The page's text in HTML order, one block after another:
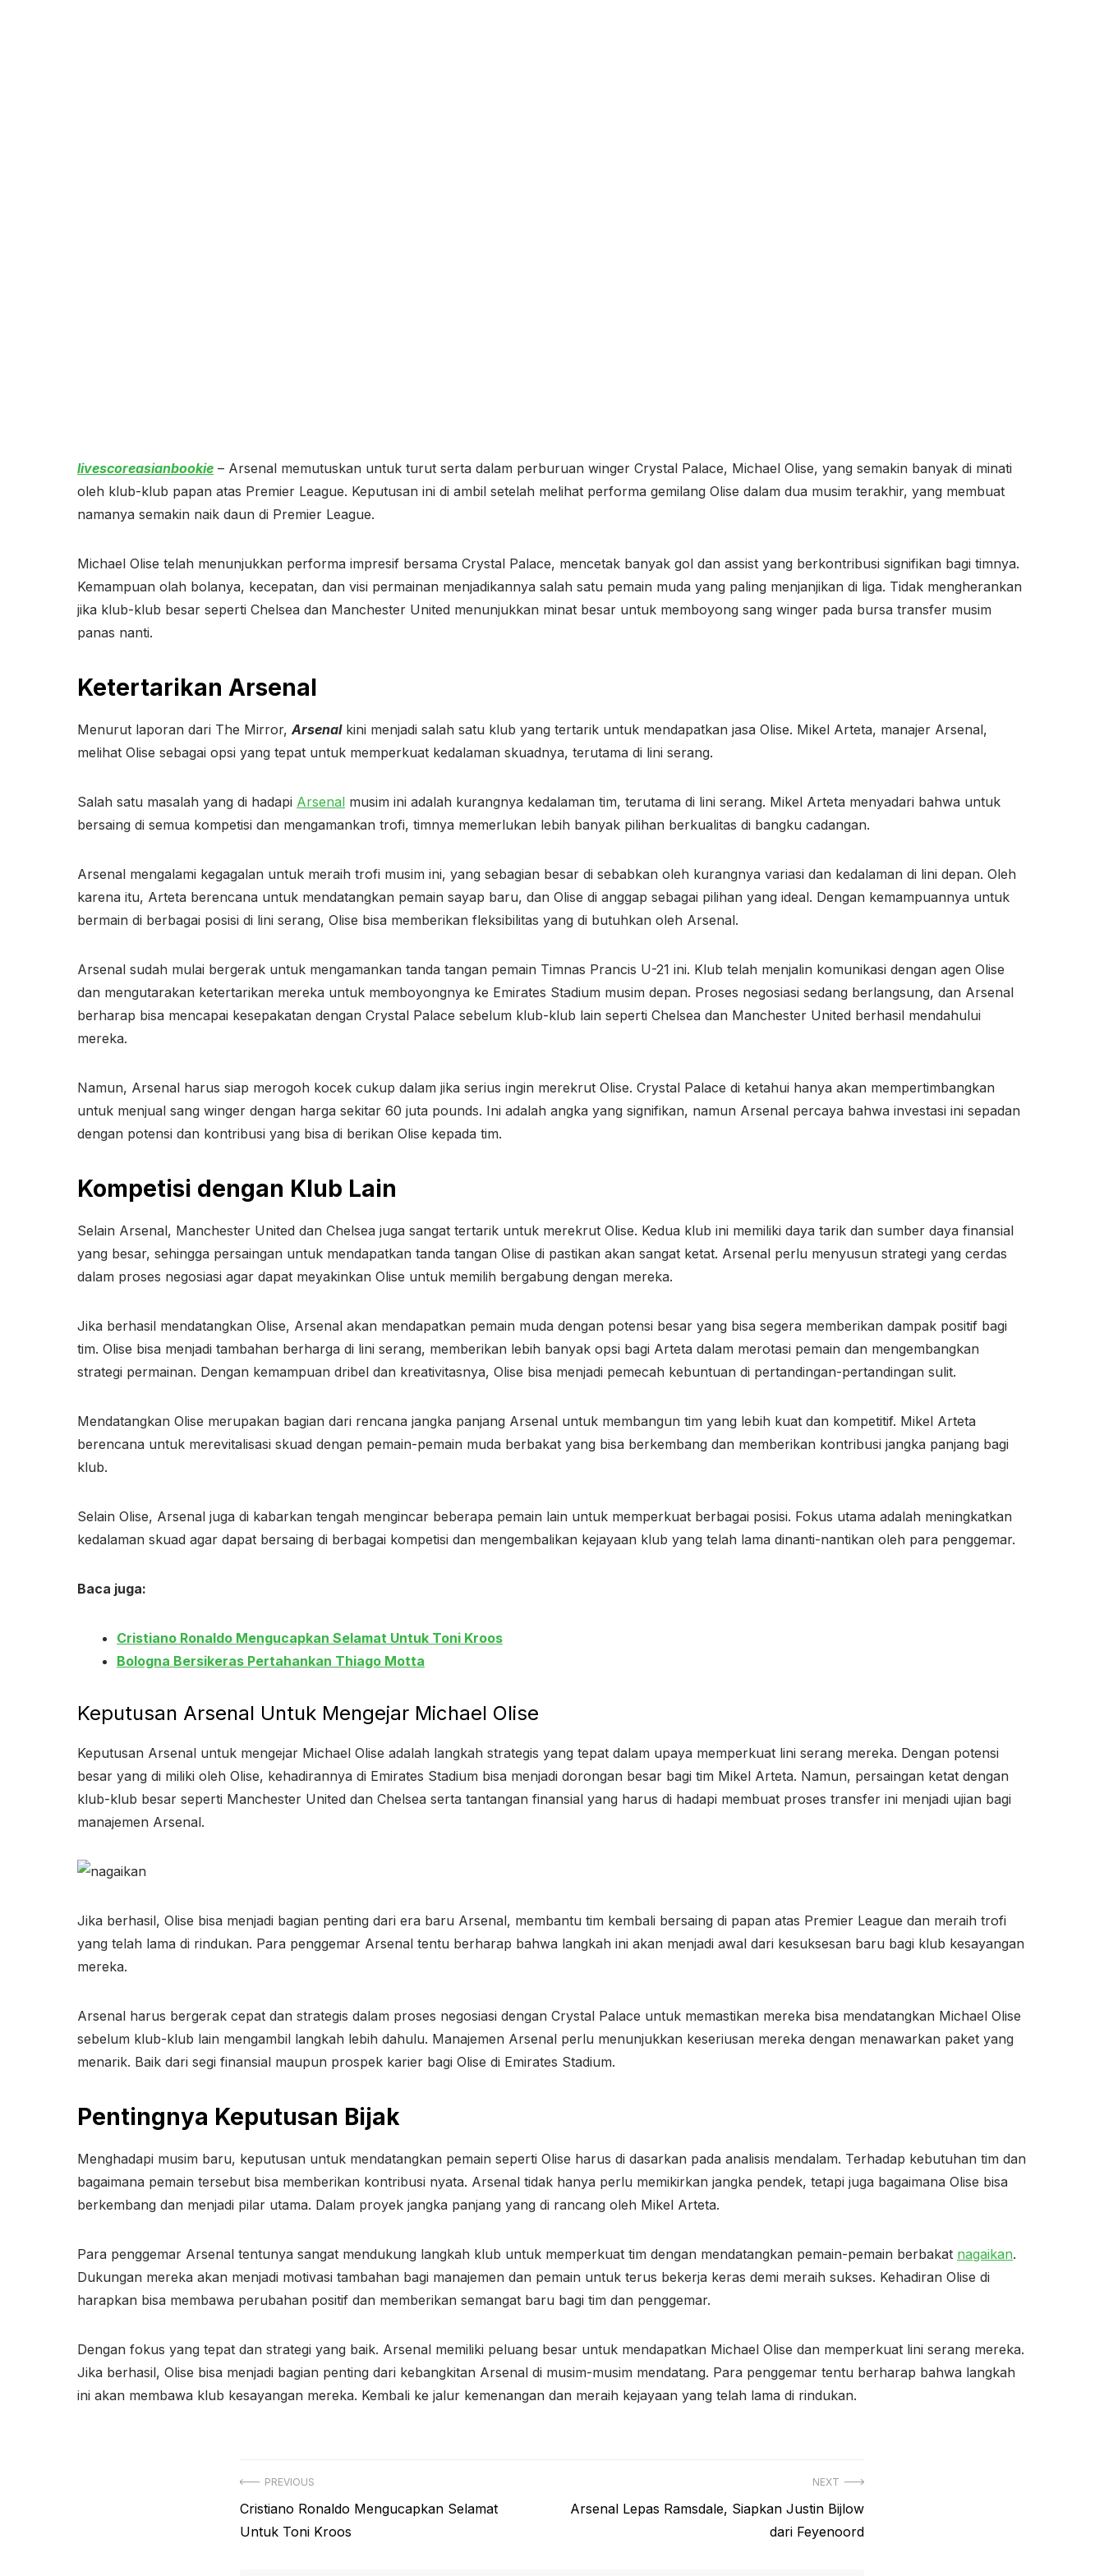
livescoreasianbookie – Arsenal memutuskan untuk turut serta dalam perburuan winger Crystal Palace, Michael Olise, yang semakin banyak di minati
oleh klub-klub papan atas Premier League. Keputusan ini di ambil setelah melihat performa gemilang Olise dalam dua musim terakhir, yang membuat
namanya semakin naik daun di Premier League.
Michael Olise telah menunjukkan performa impresif bersama Crystal Palace, mencetak banyak gol dan assist yang berkontribusi signifikan bagi timnya.
Kemampuan olah bolanya, kecepatan, dan visi permainan menjadikannya salah satu pemain muda yang paling menjanjikan di liga. Tidak mengherankan
jika klub-klub besar seperti Chelsea dan Manchester United menunjukkan minat besar untuk memboyong sang winger pada bursa transfer musim
panas nanti.
Ketertarikan Arsenal
Menurut laporan dari The Mirror, Arsenalkini menjadi salah satu klub yang tertarik untuk mendapatkan jasa Olise. Mikel Arteta, manajer Arsenal,
melihat Olise sebagai opsi yang tepat untuk memperkuat kedalaman skuadnya, terutama di lini serang.
Salah satu masalah yang di hadapi Arsenal musim ini adalah kurangnya kedalaman tim, terutama di lini serang. Mikel Arteta menyadari bahwa untuk
bersaing di semua kompetisi dan mengamankan trofi, timnya memerlukan lebih banyak pilihan berkualitas di bangku cadangan.
Arsenal mengalami kegagalan untuk meraih trofi musim ini, yang sebagian besar di sebabkan oleh kurangnya variasi dan kedalaman di lini depan. Oleh
karena itu, Arteta berencana untuk mendatangkan pemain sayap baru, dan Olise di anggap sebagai pilihan yang ideal. Dengan kemampuannya untuk
bermain di berbagai posisi di lini serang, Olise bisa memberikan fleksibilitas yang di butuhkan oleh Arsenal.
Arsenal sudah mulai bergerak untuk mengamankan tanda tangan pemain Timnas Prancis U-21 ini. Klub telah menjalin komunikasi dengan agen Olise
dan mengutarakan ketertarikan mereka untuk memboyongnya ke Emirates Stadium musim depan. Proses negosiasi sedang berlangsung, dan Arsenal
berharap bisa mencapai kesepakatan dengan Crystal Palace sebelum klub-klub lain seperti Chelsea dan Manchester United berhasil mendahului
mereka.
Namun, Arsenal harus siap merogoh kocek cukup dalam jika serius ingin merekrut Olise. Crystal Palace di ketahui hanya akan mempertimbangkan
untuk menjual sang winger dengan harga sekitar 60 juta pounds. Ini adalah angka yang signifikan, namun Arsenal percaya bahwa investasi ini sepadan
dengan potensi dan kontribusi yang bisa di berikan Olise kepada tim.
Kompetisi dengan Klub Lain
Selain Arsenal, Manchester United dan Chelsea juga sangat tertarik untuk merekrut Olise. Kedua klub ini memiliki daya tarik dan sumber daya finansial
yang besar, sehingga persaingan untuk mendapatkan tanda tangan Olise di pastikan akan sangat ketat. Arsenal perlu menyusun strategi yang cerdas
dalam proses negosiasi agar dapat meyakinkan Olise untuk memilih bergabung dengan mereka.
Jika berhasil mendatangkan Olise, Arsenal akan mendapatkan pemain muda dengan potensi besar yang bisa segera memberikan dampak positif bagi
tim. Olise bisa menjadi tambahan berharga di lini serang, memberikan lebih banyak opsi bagi Arteta dalam merotasi pemain dan mengembangkan
strategi permainan. Dengan kemampuan dribel dan kreativitasnya, Olise bisa menjadi pemecah kebuntuan di pertandingan-pertandingan sulit.
Mendatangkan Olise merupakan bagian dari rencana jangka panjang Arsenal untuk membangun tim yang lebih kuat dan kompetitif. Mikel Arteta
berencana untuk merevitalisasi skuad dengan pemain-pemain muda berbakat yang bisa berkembang dan memberikan kontribusi jangka panjang bagi
klub.
Selain Olise, Arsenal juga di kabarkan tengah mengincar beberapa pemain lain untuk memperkuat berbagai posisi. Fokus utama adalah meningkatkan
kedalaman skuad agar dapat bersaing di berbagai kompetisi dan mengembalikan kejayaan klub yang telah lama dinanti-nantikan oleh para penggemar.
Baca juga:
Cristiano Ronaldo Mengucapkan Selamat Untuk Toni Kroos
Bologna Bersikeras Pertahankan Thiago Motta
Keputusan Arsenal Untuk Mengejar Michael Olise
Keputusan Arsenal untuk mengejar Michael Olise adalah langkah strategis yang tepat dalam upaya memperkuat lini serang mereka. Dengan potensi
besar yang di miliki oleh Olise, kehadirannya di Emirates Stadium bisa menjadi dorongan besar bagi tim Mikel Arteta. Namun, persaingan ketat dengan
klub-klub besar seperti Manchester United dan Chelsea serta tantangan finansial yang harus di hadapi membuat proses transfer ini menjadi ujian bagi
manajemen Arsenal.
Jika berhasil, Olise bisa menjadi bagian penting dari era baru Arsenal, membantu tim kembali bersaing di papan atas Premier League dan meraih trofi
yang telah lama di rindukan. Para penggemar Arsenal tentu berharap bahwa langkah ini akan menjadi awal dari kesuksesan baru bagi klub kesayangan
mereka.
Arsenal harus bergerak cepat dan strategis dalam proses negosiasi dengan Crystal Palace untuk memastikan mereka bisa mendatangkan Michael Olise
sebelum klub-klub lain mengambil langkah lebih dahulu. Manajemen Arsenal perlu menunjukkan keseriusan mereka dengan menawarkan paket yang
menarik. Baik dari segi finansial maupun prospek karier bagi Olise di Emirates Stadium.
Pentingnya Keputusan Bijak
Menghadapi musim baru, keputusan untuk mendatangkan pemain seperti Olise harus di dasarkan pada analisis mendalam. Terhadap kebutuhan tim dan
bagaimana pemain tersebut bisa memberikan kontribusi nyata. Arsenal tidak hanya perlu memikirkan jangka pendek, tetapi juga bagaimana Olise bisa
berkembang dan menjadi pilar utama. Dalam proyek jangka panjang yang di rancang oleh Mikel Arteta.
Para penggemar Arsenal tentunya sangat mendukung langkah klub untuk memperkuat tim dengan mendatangkan pemain-pemain berbakat nagaikan.
Dukungan mereka akan menjadi motivasi tambahan bagi manajemen dan pemain untuk terus bekerja keras demi meraih sukses. Kehadiran Olise di
harapkan bisa membawa perubahan positif dan memberikan semangat baru bagi tim dan penggemar.
Dengan fokus yang tepat dan strategi yang baik. Arsenal memiliki peluang besar untuk mendapatkan Michael Olise dan memperkuat lini serang mereka.
Jika berhasil, Olise bisa menjadi bagian penting dari kebangkitan Arsenal di musim-musim mendatang. Para penggemar tentu berharap bahwa langkah
ini akan membawa klub kesayangan mereka. Kembali ke jalur kemenangan dan meraih kejayaan yang telah lama di rindukan.
Navigasi
pos
PREVIOUS
Previous
post:
Cristiano Ronaldo Mengucapkan Selamat
Untuk Toni Kroos
NEXT
Next
Arsenal Lepas Ramsdale, Siapkan Justin Bijlow
dari Feyenoord